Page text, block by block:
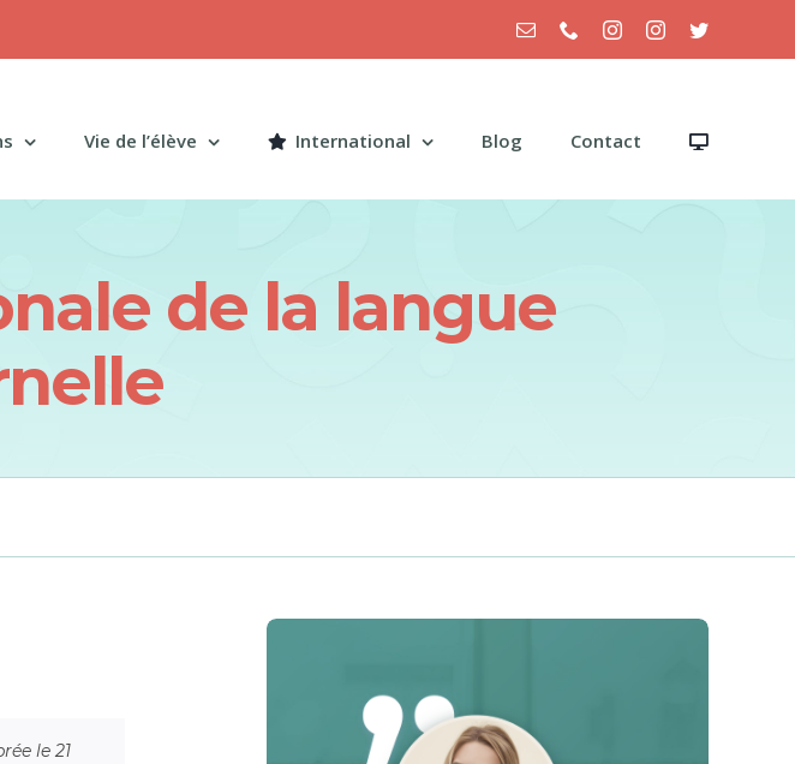
Email TéléphoneInstagramInstagramTwitter
Vie de l’élève International Blog Contact
de la langue
le 21